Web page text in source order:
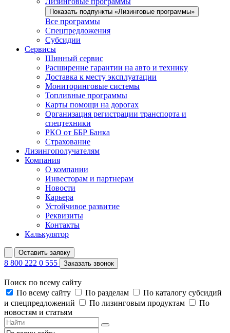
Показать подпункты «Лизинговые программы»
Все программы
Спецпредложения
Субсидии
Сервисы
Шинный сервис
Расширение гарантии на авто и технику
Доставка к месту эксплуатации
Мониторинговые системы
Топливные программы
Карты помощи на дорогах
Организация регистрации транспорта и
спецтехники
РКО от ББР Банка
Страхование
Лизингополучателям
Компания
О компании
Инвесторам и партнерам
Новости
Карьера
Устойчивое развитие
Реквизиты
Контакты
Калькулятор
Оставить заявку
8 800 222 0 555 Заказать звонок
Поиск по всему сайту
По всему сайту
По разделам
По каталогу субсидий
и спецпредложений
По лизинговым продуктам
По
новостям и статьям